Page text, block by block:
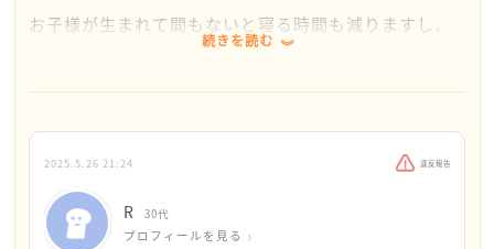
んな形だろう？」という視点でもう一度振り返ること
もおすすめしたいです。
そして、誰か身近に信頼できる人がいたら、気持ちを
らえたら。お一人で抱えまず、まわりに頼ってみてく
ださい。
Rさんが、穏やかな時間を過ごせますように。
お子様が生まれて間もないと寝る時間も減りますし、
気持ちに余裕がないですよね、毎日頑張られていると
気になるし辛いですよね。
なのかも、という印象を持ちました。
また、これは違うかもしれないのですが、成育歴の中
続きを読む
2025.5.26 21:24 違反報告
R 30代
プロフィールを見る